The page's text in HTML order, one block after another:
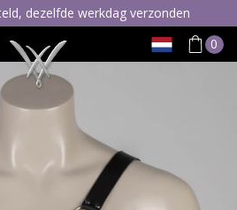
dezelfde werkdag verzonden
0